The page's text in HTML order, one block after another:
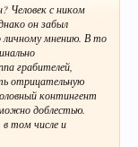
Человек с ником
он забыл
личному мнению. В то
грабителей,
отрицательную
контингент
доблестью.
том числе и